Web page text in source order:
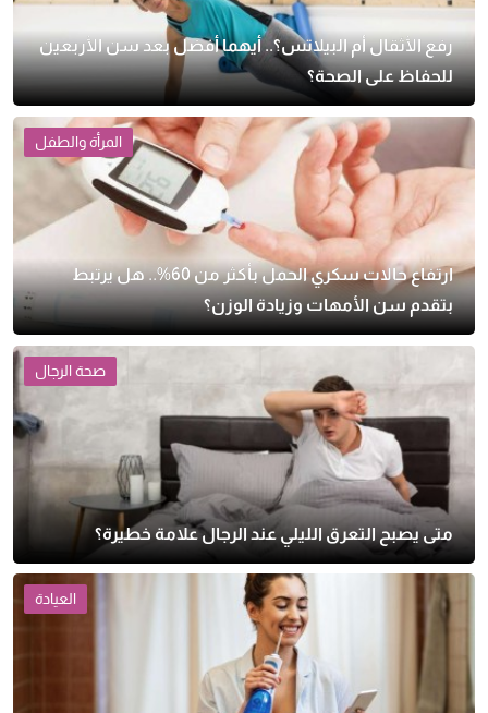
رفع الأثقال أم البيلاتس؟.. أيهما أفضل بعد سن الأربعين
للحفاظ على الصحة؟
المرأة والطفل
ارتفاع حالات سكري الحمل بأكثر من 60%.. هل يرتبط
بتقدم سن الأمهات وزيادة الوزن؟
صحة الرجال
متى يصبح التعرق الليلي عند الرجال علامة خطيرة؟
العيادة